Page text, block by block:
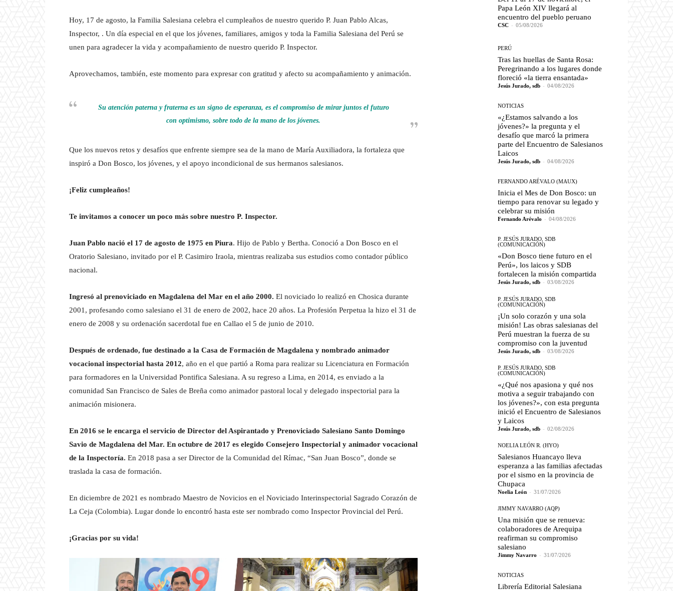
Hoy, 17 de agosto, la Familia Salesiana celebra el cumpleaños de nuestro querido P. Juan Pablo Alcas,
Inspector, . Un día especial en el que los jóvenes, familiares, amigos y toda la Familia Salesiana del Perú se
unen para agradecer la vida y acompañamiento de nuestro querido P. Inspector.
Aprovechamos, también, este momento para expresar con gratitud y afecto su acompañamiento y animación.
Su atención paterna y fraterna es un signo de esperanza, es el compromiso de mirar juntos el futuro
con optimismo, sobre todo de la mano de los jóvenes.
Que los nuevos retos y desafíos que enfrente siempre sea de la mano de María Auxiliadora, la fortaleza que
inspiró a Don Bosco, los jóvenes, y el apoyo incondicional de sus hermanos salesianos.
¡Feliz cumpleaños!
Te invitamos a conocer un poco más sobre nuestro P. Inspector.
Juan Pablo nació el 17 de agosto de 1975 en Piura. Hijo de Pablo y Bertha. Conoció a Don Bosco en el
Oratorio Salesiano, invitado por el P. Casimiro Iraola, mientras realizaba sus estudios como contador público
nacional.
Ingresó al prenoviciado en Magdalena del Mar en el año 2000. El noviciado lo realizó en Chosica durante
2001, profesando como salesiano el 31 de enero de 2002, hace 20 años. La Profesión Perpetua la hizo el 31 de
enero de 2008 y su ordenación sacerdotal fue en Callao el 5 de junio de 2010.
Después de ordenado, fue destinado a la Casa de Formación de Magdalena y nombrado animador
vocacional inspectorial hasta 2012, año en el que partió a Roma para realizar su Licenciatura en Formación
para formadores en la Universidad Pontifica Salesiana. A su regreso a Lima, en 2014, es enviado a la
comunidad San Francisco de Sales de Breña como animador pastoral local y delegado inspectorial para la
animación misionera.
En 2016 se le encarga el servicio de Director del Aspirantado y Prenoviciado Salesiano Santo Domingo
Savio de Magdalena del Mar. En octubre de 2017 es elegido Consejero Inspectorial y animador vocacional
de la Inspectoría. En 2018 pasa a ser Director de la Comunidad del Rímac, “San Juan Bosco”, donde se
traslada la casa de formación.
En diciembre de 2021 es nombrado Maestro de Novicios en el Noviciado Interinspectorial Sagrado Corazón de
La Ceja (Colombia). Lugar donde lo encontró hasta este ser nombrado como Inspector Provincial del Perú.
¡Gracias por su vida!
Papa León XIV llegará al
encuentro del pueblo peruano
CSC - 05/08/2026
PERÚ
Tras las huellas de Santa Rosa:
Peregrinando a los lugares donde
floreció «la tierra ensantada»
Jesús Jurado, sdb - 04/08/2026
NOTICIAS
«¿Estamos salvando a los
jóvenes?» la pregunta y el
desafío que marcó la primera
parte del Encuentro de Salesianos
Laicos
Jesús Jurado, sdb - 04/08/2026
FERNANDO ARÉVALO (MAUX)
Inicia el Mes de Don Bosco: un
tiempo para renovar su legado y
celebrar su misión
Fernando Arévalo - 04/08/2026
P. JESÚS JURADO, SDB
(COMUNICACIÓN)
«Don Bosco tiene futuro en el
Perú», los laicos y SDB
fortalecen la misión compartida
Jesús Jurado, sdb - 03/08/2026
P. JESÚS JURADO, SDB
(COMUNICACIÓN)
¡Un solo corazón y una sola
misión! Las obras salesianas del
Perú muestran la fuerza de su
compromiso con la juventud
Jesús Jurado, sdb - 03/08/2026
P. JESÚS JURADO, SDB
(COMUNICACIÓN)
«¿Qué nos apasiona y qué nos
motiva a seguir trabajando con
los jóvenes?», con esta pregunta
inició el Encuentro de Salesianos
y Laicos
Jesús Jurado, sdb - 02/08/2026
NOELIA LEÓN R. (HYO)
Salesianos Huancayo lleva
esperanza a las familias afectadas
por el sismo en la provincia de
Chupaca
Noelia León - 31/07/2026
JIMMY NAVARRO (AQP)
Una misión que se renueva:
colaboradores de Arequipa
reafirman su compromiso
salesiano
Jimmy Navarro - 31/07/2026
NOTICIAS
Librería Editorial Salesiana